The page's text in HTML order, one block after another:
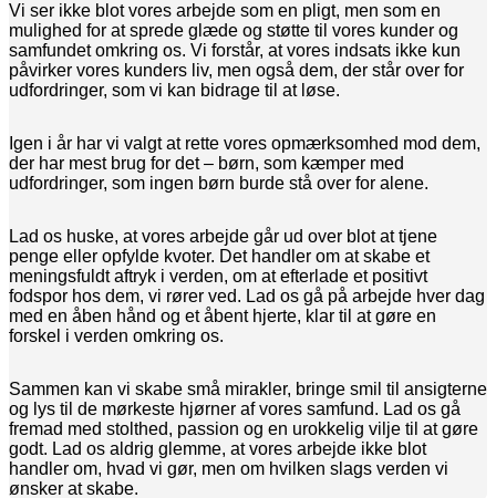
Vi ser ikke blot vores arbejde som en pligt, men som en
mulighed for at sprede glæde og støtte til vores kunder og
samfundet omkring os. Vi forstår, at vores indsats ikke kun
påvirker vores kunders liv, men også dem, der står over for
udfordringer, som vi kan bidrage til at løse.
Igen i år har vi valgt at rette vores opmærksomhed mod dem,
der har mest brug for det – børn, som kæmper med
udfordringer, som ingen børn burde stå over for alene.
Lad os huske, at vores arbejde går ud over blot at tjene
penge eller opfylde kvoter. Det handler om at skabe et
meningsfuldt aftryk i verden, om at efterlade et positivt
fodspor hos dem, vi rører ved. Lad os gå på arbejde hver dag
med en åben hånd og et åbent hjerte, klar til at gøre en
forskel i verden omkring os.
Sammen kan vi skabe små mirakler, bringe smil til ansigterne
og lys til de mørkeste hjørner af vores samfund. Lad os gå
fremad med stolthed, passion og en urokkelig vilje til at gøre
godt. Lad os aldrig glemme, at vores arbejde ikke blot
handler om, hvad vi gør, men om hvilken slags verden vi
ønsker at skabe.